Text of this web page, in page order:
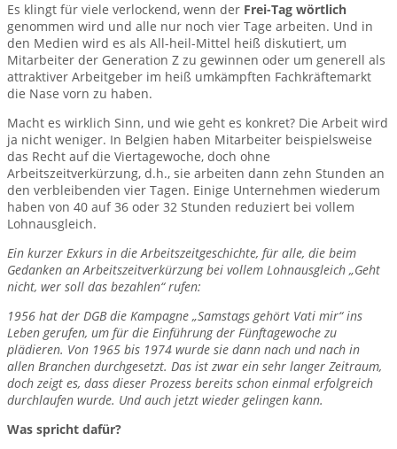
Es klingt für viele verlockend, wenn der Frei-Tag wörtlich
genommen wird und alle nur noch vier Tage arbeiten. Und in
den Medien wird es als All-heil-Mittel heiß diskutiert, um
Mitarbeiter der Generation Z zu gewinnen oder um generell als
attraktiver Arbeitgeber im heiß umkämpften Fachkräftemarkt
die Nase vorn zu haben.
Macht es wirklich Sinn, und wie geht es konkret? Die Arbeit wird
ja nicht weniger. In Belgien haben Mitarbeiter beispielsweise
das Recht auf die Viertagewoche, doch ohne
Arbeitszeitverkürzung, d.h., sie arbeiten dann zehn Stunden an
den verbleibenden vier Tagen. Einige Unternehmen wiederum
haben von 40 auf 36 oder 32 Stunden reduziert bei vollem
Lohnausgleich.
Ein kurzer Exkurs in die Arbeitszeitgeschichte, für alle, die beim
Gedanken an Arbeitszeitverkürzung bei vollem Lohnausgleich „Geht
nicht, wer soll das bezahlen“ rufen:
1956 hat der DGB die Kampagne „Samstags gehört Vati mir“ ins
Leben gerufen, um für die Einführung der Fünftagewoche zu
plädieren. Von 1965 bis 1974 wurde sie dann nach und nach in
allen Branchen durchgesetzt. Das ist zwar ein sehr langer Zeitraum,
doch zeigt es, dass dieser Prozess bereits schon einmal erfolgreich
durchlaufen wurde. Und auch jetzt wieder gelingen kann.
Was spricht dafür?